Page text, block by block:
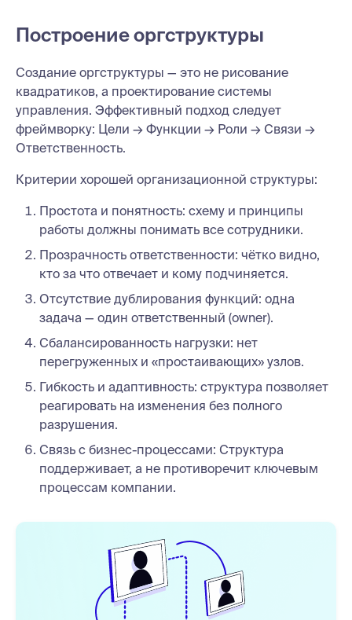
Построение оргструктуры
Создание оргструктуры — это не рисование
квадратиков, а проектирование системы
управления. Эффективный подход следует
фреймворку: Цели → Функции → Роли → Связи →
Ответственность.
Критерии хорошей организационной структуры:
Простота и понятность: схему и принципы
работы должны понимать все сотрудники.
Прозрачность ответственности: чётко видно,
кто за что отвечает и кому подчиняется.
Отсутствие дублирования функций: одна
задача — один ответственный (owner).
Сбалансированность нагрузки: нет
перегруженных и «простаивающих» узлов.
Гибкость и адаптивность: структура позволяет
реагировать на изменения без полного
разрушения.
Связь с бизнес-процессами: Структура
поддерживает, а не противоречит ключевым
процессам компании.